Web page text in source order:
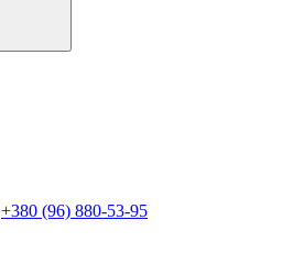
+380 (96) 880-53-95